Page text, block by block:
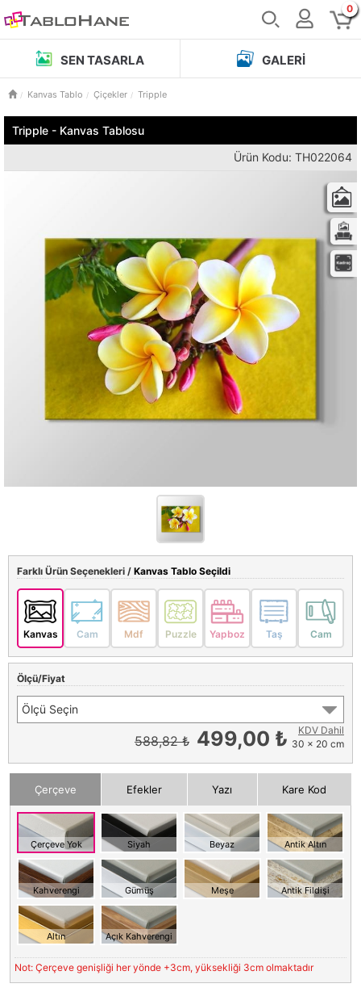
0
SEN TASARLA GALERI
Kanvas Tablo Çiçekler Tripple
Tripple - Kanvas Tablosu
Ürün Kodu: TH022064
Farklı Ürün Seçenekleri / Kanvas Tablo Seçildi
Kanvas Cam Mdf Puzzle Yapboz Taş Cam
Ölçü/Fiyat
Ölçü Seçin
588,82 ₺ 499,00 ₺
KDV Dahil
30 x 20 cm
Çerçeve Efekler Yazı Kare Kod
Çerçeve Yok Siyah Beyaz Antik Altın
Kahverengi Gümüş Meşe Antik Fildişi
Altın Açık Kahverengi
Not: Çerçeve genişliği her yönde +3cm, yüksekliği 3cm olmaktadır